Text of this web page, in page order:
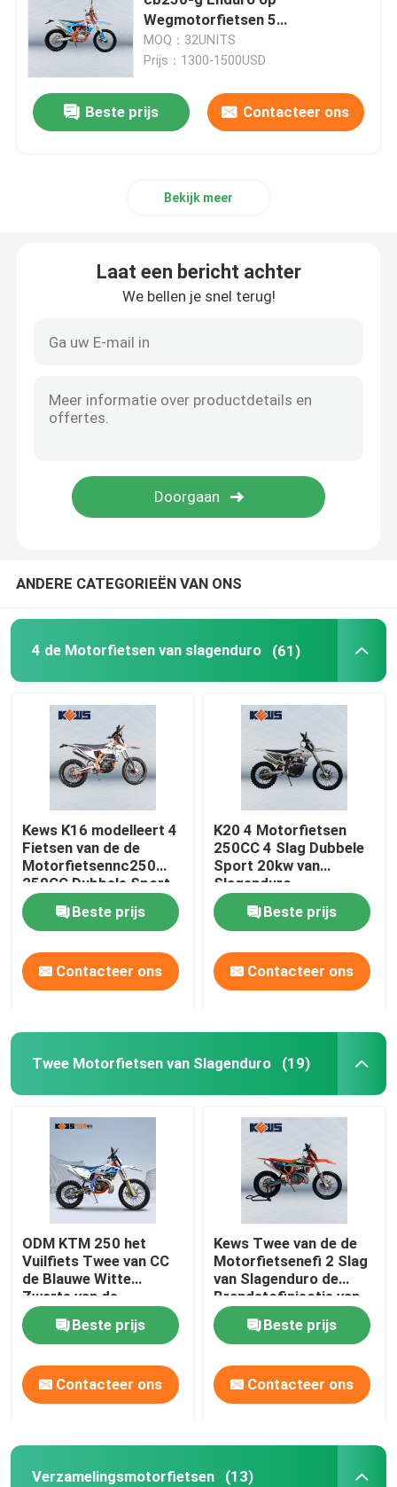
De Fietsen van het Endurovuil
Viertaktmotocross
Euro 4 Motorfietsen
Wegmotorfietsen 5
Snelheidstransmissie
MOQ：32UNITS
Prijs：1300-1500USD
Beste prijs Contacteer ons
Bekijk meer
Laat een bericht achter
We bellen je snel terug!
ANDERE CATEGORIEËN VAN ONS
4 de Motorfietsen van slagenduro (61)
Kews K16 modelleert 4
Fietsen van de de
Motorfietsennc250
250CC Dubbele Sport
van Slagenduro
Beste prijs
Contacteer ons
K20 4 Motorfietsen
250CC 4 Slag Dubbele
Sport 20kw van
Slagenduro
Beste prijs
Contacteer ons
Twee Motorfietsen van Slagenduro (19)
ODM KTM 250 het
Vuilfiets Twee van CC
de Blauwe Witte
Zwarte van de
Slagmotocross
Beste prijs
Contacteer ons
Kews Twee van de de
Motorfietsenefi 2 Slag
van Slagenduro de
Brandstofinjectie van
de het Vuilfiets
Beste prijs
Contacteer ons
Verzamelingsmotorfietsen (13)